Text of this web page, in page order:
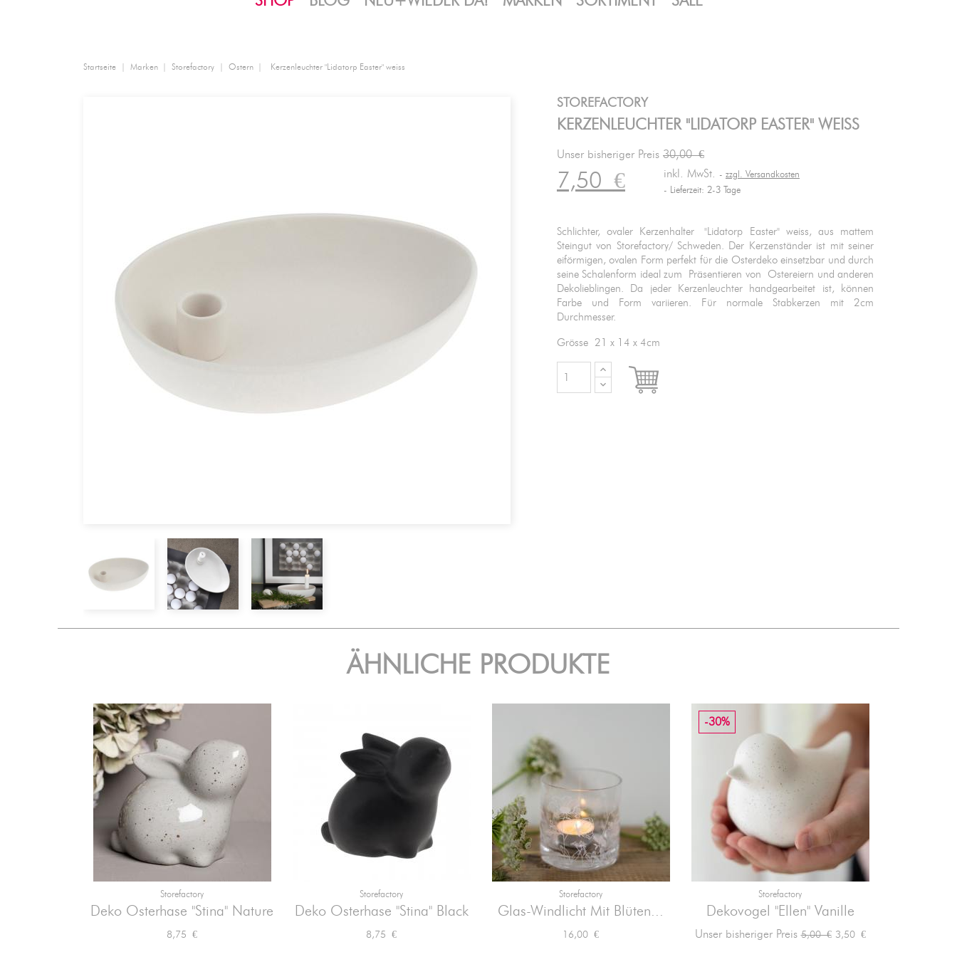
Startseite Marken Storefactory Ostern Kerzenleuchter "Lidatorp Easter" weiss
STOREFACTORY
KERZENLEUCHTER "LIDATORP EASTER" WEISS
Unser bisheriger Preis 30,00 €
7,50€ inkl. MwSt.
zzgl. Versandkosten
Lieferzeit: 2-3 Tage
Schlichter, ovaler Kerzenhalter "Lidatorp Easter" weiss, aus mattem
Steingut von Storefactory/ Schweden. Der Kerzenständer ist mit seiner
eiförmigen, ovalen Form perfekt für die Osterdeko einsetzbar und durch
seine Schalenform ideal zum Präsentieren von Ostereiern und anderen
Dekolieblingen. Da jeder Kerzenleuchter handgearbeitet ist, können
Farbe und Form variieren. Für normale Stabkerzen mit 2cm
Durchmesser.
Grösse 21 x 14 x 4cm

ÄHNLICHE PRODUKTE
Storefactory
Deko Osterhase "Stina" Nature
Preis
8,75 €
Vorschau
Storefactory
Deko Osterhase "Stina" Black
Preis
8,75 €
Vorschau
Storefactory
Glas-Windlicht Mit Blüten...
Preis
16,00 €
Vorschau
Storefactory
Dekovogel "Ellen" Vanille
Unser bisheriger PreisVerkaufspreis
5,00 €
-30%
Preis
3,50 €
Vorschau